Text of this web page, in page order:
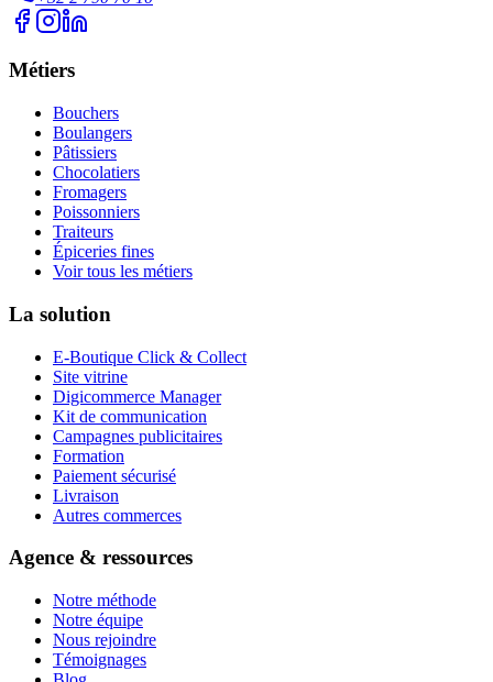
Métiers
Bouchers
Boulangers
Pâtissiers
Chocolatiers
Fromagers
Poissonniers
Traiteurs
Épiceries fines
Voir tous les métiers
La solution
E-Boutique Click & Collect
Site vitrine
Digicommerce Manager
Kit de communication
Campagnes publicitaires
Formation
Paiement sécurisé
Livraison
Autres commerces
Agence & ressources
Notre méthode
Notre équipe
Nous rejoindre
Témoignages